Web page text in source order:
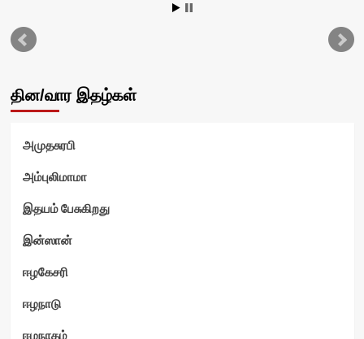
தின/வார இதழ்கள்
அமுதசுரபி
அம்புலிமாமா
இதயம் பேசுகிறது
இன்ஸான்
ஈழகேசரி
ஈழநாடு
ஈழநாதம்